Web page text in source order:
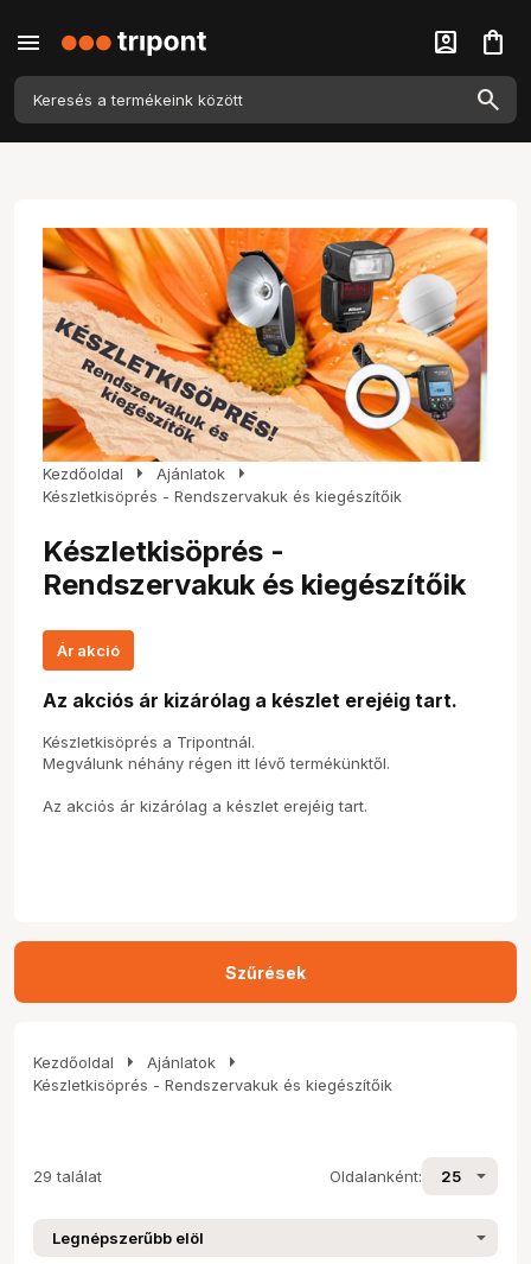
menu account_box shopping_bag
Kezdőoldal arrow_right Ajánlatok arrow_right
Készletkisöprés - Rendszervakuk és kiegészítőik
Készletkisöprés -
Rendszervakuk és kiegészítőik
Ár akció
Az akciós ár kizárólag a készlet erejéig tart.
Készletkisöprés a Tripontnál.
Megválunk néhány régen itt lévő termékünktől.
Az akciós ár kizárólag a készlet erejéig tart.
Kezdőoldal arrow_right Ajánlatok arrow_right
Készletkisöprés - Rendszervakuk és kiegészítőik
29 találat Oldalanként:
Szűrések